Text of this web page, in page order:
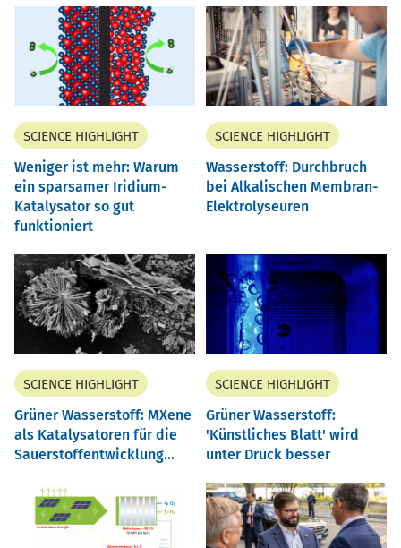
SCIENCE HIGHLIGHT
Weniger ist mehr: Warum
ein sparsamer Iridium-
Katalysator so gut
funktioniert
SCIENCE HIGHLIGHT
Wasserstoff: Durchbruch
bei Alkalischen Membran-
Elektrolyseuren
SCIENCE HIGHLIGHT
Grüner Wasserstoff: MXene
als Katalysatoren für die
Sauerstoffentwicklung...
SCIENCE HIGHLIGHT
Grüner Wasserstoff:
'Künstliches Blatt' wird
unter Druck besser